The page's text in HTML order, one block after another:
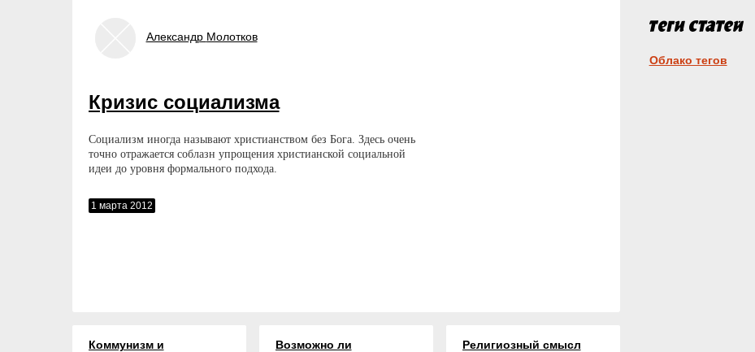
Александр Молотков
Кризис социализма
Социализм иногда называют христианством без Бога. Здесь очень
точно отражается соблазн упрощения христианской социальной
идеи до уровня формального подхода.
1 марта 2012
Коммунизм и
Возможно ли
Религиозный смысл
Облако тегов